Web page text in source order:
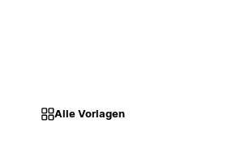
Alle Vorlagen